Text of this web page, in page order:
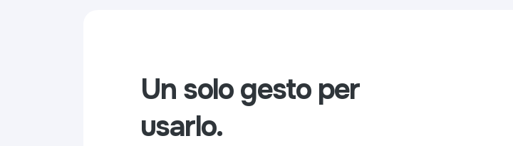
Un solo gesto per
usarlo.